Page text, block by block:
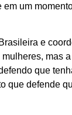
um
e
mas
que
que defende